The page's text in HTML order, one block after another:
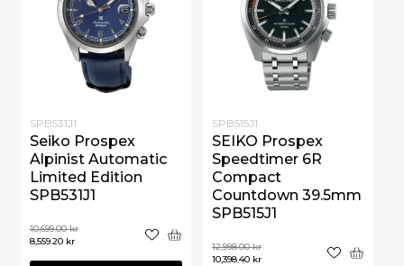
SPB531J1
Seiko Prospex
Alpinist Automatic
Limited Edition
SPB531J1
10,699.00kr
8,559.20 kr
SPB515J1
SEIKO Prospex
Speedtimer 6R
Compact
Countdown 39.5mm
SPB515J1
12,998.00kr
10,398.40 kr